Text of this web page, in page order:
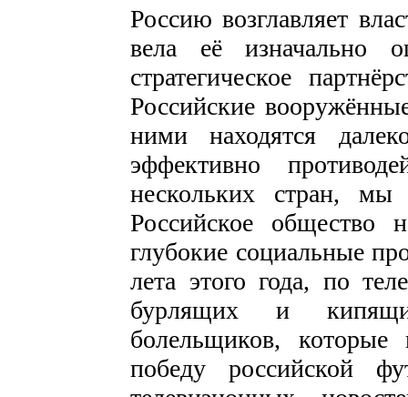
Россию возглавляет
вела её изначально
стратегическое
Российские
ними находятся
эффективно
нескольких стран,
Российское общество
глубокие социальные
лета этого года, по
бурлящих и
болельщиков, которые
победу российской